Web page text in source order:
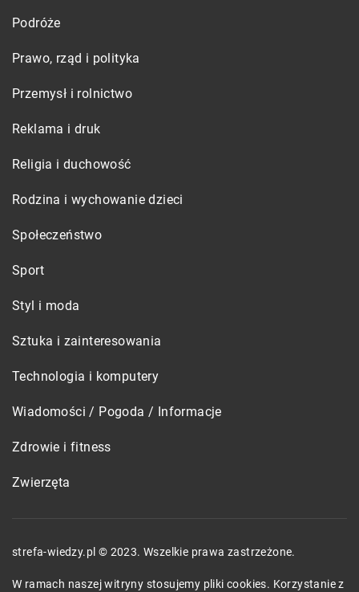
Podróże
Prawo, rząd i polityka
Przemysł i rolnictwo
Reklama i druk
Religia i duchowość
Rodzina i wychowanie dzieci
Społeczeństwo
Sport
Styl i moda
Sztuka i zainteresowania
Technologia i komputery
Wiadomości / Pogoda / Informacje
Zdrowie i fitness
Zwierzęta
strefa-wiedzy.pl © 2023. Wszelkie prawa zastrzeżone.
W ramach naszej witryny stosujemy pliki cookies. Korzystanie z